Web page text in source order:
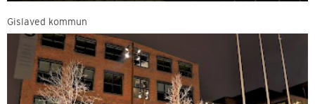
Gislaved kommun